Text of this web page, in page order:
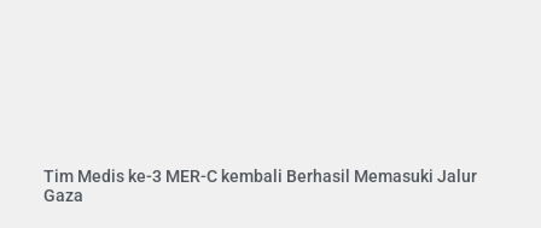
Tim Medis ke-3 MER-C kembali Berhasil Memasuki Jalur
Gaza